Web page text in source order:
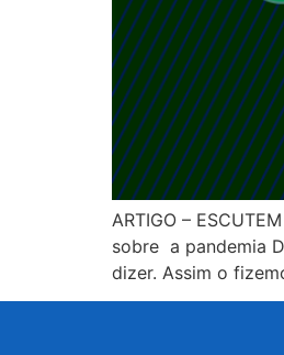
ARTIGO –
sobre a pandemia
dizer. Assim o